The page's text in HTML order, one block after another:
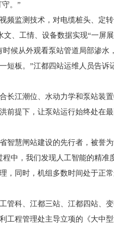
。”
频监测技术，对电缆桩头、定
、工情、设备数据实现“一屏
候从外观看泵站管道局部渗
短板。”江都四站运维人员告
长江潮位、水动力学和泵站装
前提下，让泵站运行始终处在
智慧闸站建设的先行者，被誉
中，我们发现人工智能的精
，同时，机组多数时间处于正
管科、江都三站、江都四站、
工程管理处主导立项的《大中